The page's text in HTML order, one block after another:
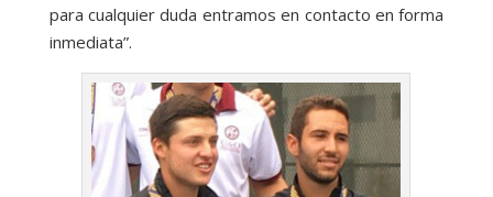
para cualquier duda entramos en contacto en forma
inmediata”.